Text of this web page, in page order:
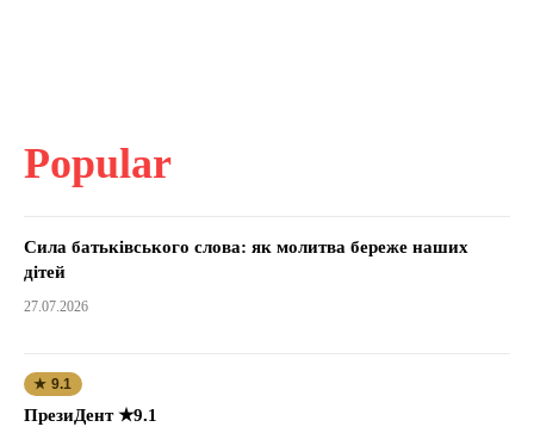
Popular
Сила батьківського слова: як молитва береже наших
дітей
27.07.2026
★ 9.1
ПрезиДент ★9.1